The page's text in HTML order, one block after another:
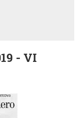
- VI